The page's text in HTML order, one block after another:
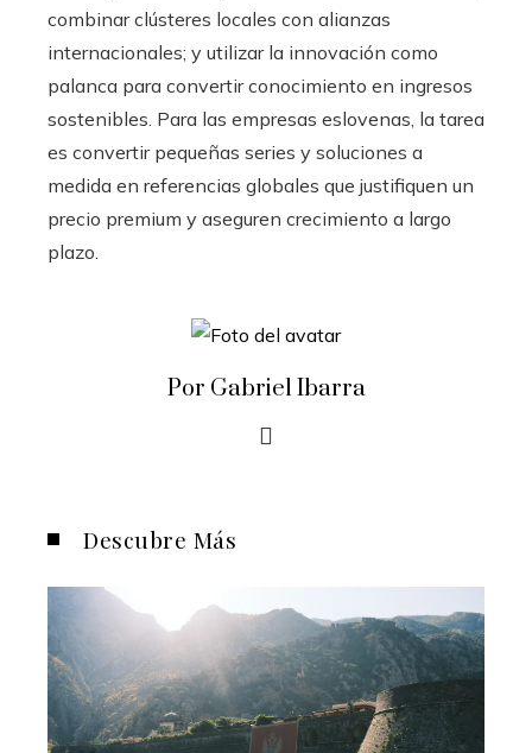
combinar clústeres locales con alianzas
internacionales; y utilizar la innovación como
palanca para convertir conocimiento en ingresos
sostenibles. Para las empresas eslovenas, la tarea
es convertir pequeñas series y soluciones a
medida en referencias globales que justifiquen un
precio premium y aseguren crecimiento a largo
plazo.
Por Gabriel Ibarra
Descubre Más